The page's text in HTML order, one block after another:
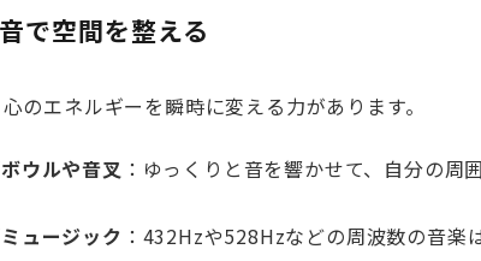
で空間を整える
のエネルギーを瞬時に変える力があります。
ウルや音叉 ：ゆっくりと音を響かせて、自分の周
ュージック ：432Hzや528Hzなどの周波数の音楽